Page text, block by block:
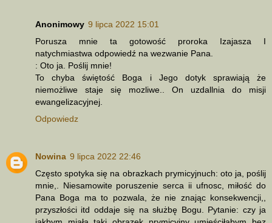
Anonimowy 9 lipca 2022 15:01
Porusza mnie ta gotowość proroka Izajasza I
natychmiastwa odpowiedź na wezwanie Pana.
: Oto ja. Poślij mnie!
To chyba świętość Boga i Jego dotyk sprawiają że
niemożliwe staje się mozliwe.. On uzdallnia do misji
ewangelizacyjnej.
Odpowiedz
Nowina 9 lipca 2022 22:46
Często spotyka się na obrazkach prymicyjnuch: oto ja, poślij
mnie,. Niesamowite poruszenie serca ii ufnosc, miłość do
Pana Boga ma to pozwala, że nie znając konsekwencji,,
przyszłości itd oddaje się na służbę Bogu. Pytanie: czy ja